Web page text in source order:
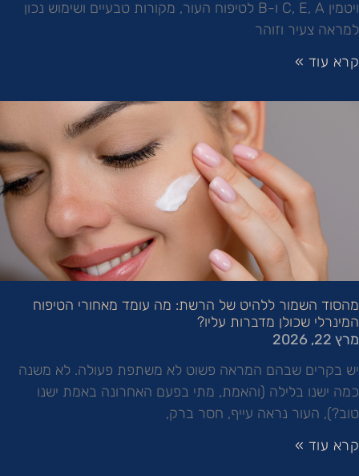
ויטמין C, E, A ו-B לטיפוח העור, מקורות טבעיים ושימוש נכון
למראה צעיר וזוהר
קרא עוד »
מהסוד השמור ללהיט של הרשת: מה עומד מאחורי הטיפוח
המינרלי שכולן מדברות עליו?
מרץ 22, 2026
יש בקרים שבהם המראה פשוט לא משתפת פעולה. לא משנה
כמה ישנו בלילה (והאמת, מתי בפעם האחרונה באמת ישנו
טוב?), העור נראה עייף, חסר ברק,
קרא עוד »